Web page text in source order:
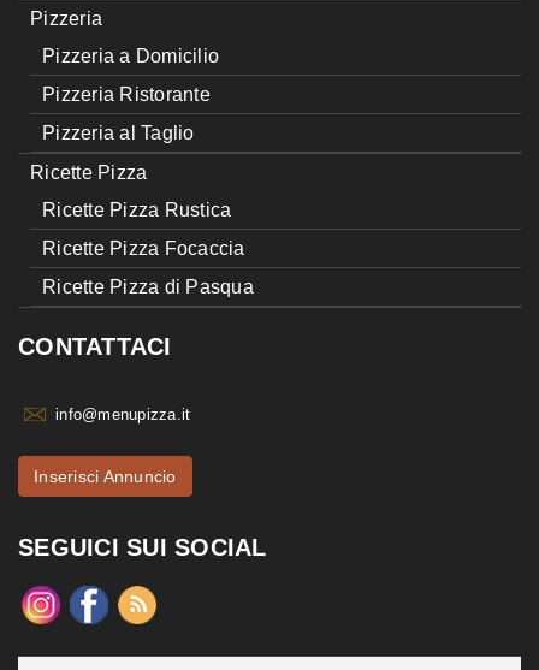
Pizzeria
Pizzeria a Domicilio
Pizzeria Ristorante
Pizzeria al Taglio
Ricette Pizza
Ricette Pizza Rustica
Ricette Pizza Focaccia
Ricette Pizza di Pasqua
CONTATTACI
info@menupizza.it
Inserisci Annuncio
SEGUICI SUI SOCIAL